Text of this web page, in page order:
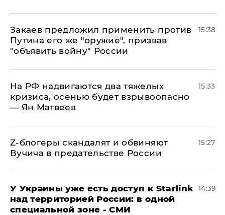
Закаев предложил применить против
Путина его же "оружие", призвав
"объявить войну" России
15:38
На РФ надвигаются два тяжелых
кризиса, осенью будет взрывоопасно
— Ян Матвеев
15:33
Z-блогеры скандалят и обвиняют
Вучича в предательстве России
15:27
У Украины уже есть доступ к Starlink
над территорией России: в одной
специальной зоне - СМИ
14:39